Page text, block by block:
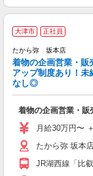
大津市 正社員
たから弥 坂本店
着物の企画営業・販
アップ制度あり！未
なし◎
着物の企画営業・販
月給30万円〜
たから弥 坂本
JR湖西線「比